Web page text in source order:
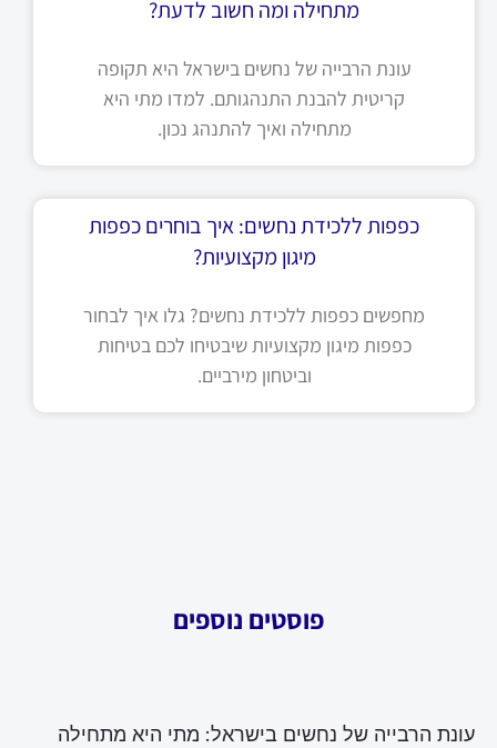
מתחילה ומה חשוב לדעת?
עונת הרבייה של נחשים בישראל היא תקופה
קריטית להבנת התנהגותם. למדו מתי היא
מתחילה ואיך להתנהג נכון.
כפפות ללכידת נחשים: איך בוחרים כפפות
מיגון מקצועיות?
מחפשים כפפות ללכידת נחשים? גלו איך לבחור
כפפות מיגון מקצועיות שיבטיחו לכם בטיחות
וביטחון מירביים.
פוסטים נוספים
עונת הרבייה של נחשים בישראל: מתי היא מתחילה